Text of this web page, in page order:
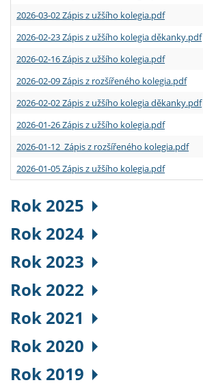
2026-03-02 Zápis z užšího kolegia.pdf
2026-02-23 Zápis z užšího kolegia děkanky.pdf
2026-02-16 Zápis z užšího kolegia.pdf
2026-02-09 Zápis z rozšířeného kolegia.pdf
2026-02-02 Zápis z užšího kolegia děkanky.pdf
2026-01-26 Zápis z užšího kolegia.pdf
2026-01-12 Zápis z rozšířeného kolegia.pdf
2026-01-05 Zápis z užšího kolegia.pdf
Rok 2025
Rok 2024
Rok 2023
Rok 2022
Rok 2021
Rok 2020
Rok 2019